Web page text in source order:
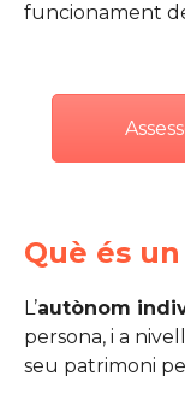
funcionament
Què és
L’autònom
persona, i a
seu patrimoni